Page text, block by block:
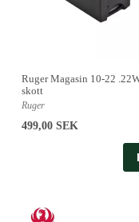
Ruger Magasin 10-22
skott
Ruger
499,00 SEK